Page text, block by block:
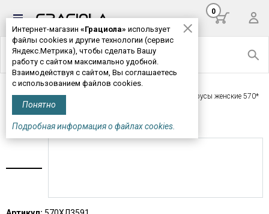
Интернет-магазин «Грациола» использует
файлы cookies и другие технологии (сервис
Яндекс.Метрика), чтобы сделать Вашу
работу с сайтом максимально удобной.
Взаимодействуя с сайтом, Вы соглашаетесь
с использованием файлов cookies.
Понятно
Подробная информация о файлах cookies.
0
Главная>Женская одежда > Трусы женские 570*
ТРУСЫ ЖЕНСКИЕ 570*